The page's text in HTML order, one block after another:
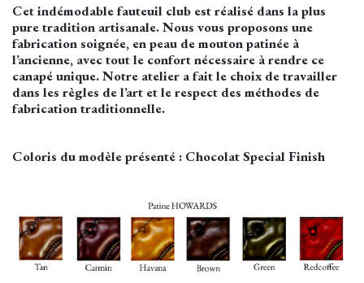
Cet indémodable fauteuil club est réalisé dans la plus
pure tradition artisanale. Nous vous proposons une
fabrication soignée, en peau de mouton patinée à
l’ancienne, avec tout le confort nécessaire à rendre ce
canapé unique. Notre atelier a fait le choix de travailler
dans les règles de l’art et le respect des méthodes de
fabrication traditionnelle.
Coloris du modèle présenté : Chocolat Special Finish